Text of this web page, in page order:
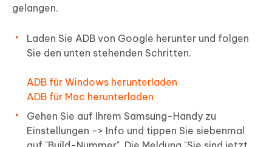
gelangen.
Laden Sie ADB von Google herunter und folgen
Sie den unten stehenden Schritten.
ADB für Windows herunterladen
ADB für Mac herunterladen
Gehen Sie auf Ihrem Samsung-Handy zu
Einstellungen -> Info und tippen Sie siebenmal